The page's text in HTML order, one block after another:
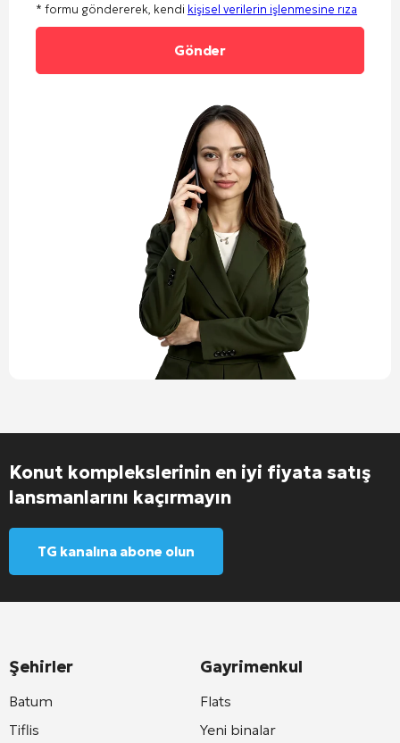
* formu göndererek, kendi kişisel verilerin işlenmesine rıza
Konut komplekslerinin en iyi fiyata satış
lansmanlarını kaçırmayın
TG kanalına abone olun
Şehirler
Batum
Tiflis
Gayrimenkul
Flats
Yeni binalar